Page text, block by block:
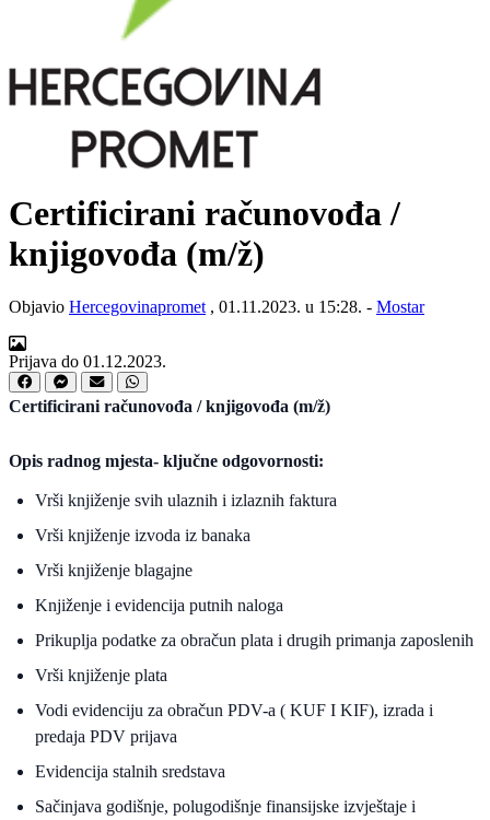
Certificirani računovođa /
knjigovođa (m/ž)
Objavio Hercegovinapromet , 01.11.2023. u 15:28. - Mostar
Prijava do 01.12.2023.
Certificirani računovođa / knjigovođa (m/ž)
Opis radnog mjesta- ključne odgovornosti:
Vrši knjiženje svih ulaznih i izlaznih faktura
Vrši knjiženje izvoda iz banaka
Vrši knjiženje blagajne
Knjiženje i evidencija putnih naloga
Prikuplja podatke za obračun plata i drugih primanja zaposlenih
Vrši knjiženje plata
Vodi evidenciju za obračun PDV-a ( KUF I KIF), izrada i
predaja PDV prijava
Evidencija stalnih sredstava
Sačinjava godišnje, polugodišnje finansijske izvještaje i